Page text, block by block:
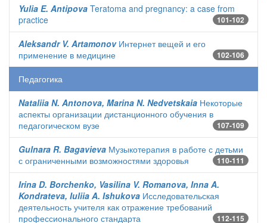
Yulia E. Antipova Teratoma and pregnancy: a case from
practice
101-102
Aleksandr V. ArtamonovИнтернет вещей и его
применение в медицине
102-106
Педагогика
Nataliia N. Antonova, Marina N. Nedvetskaia Некоторые
аспекты организации дистанционного обучения в
педагогическом вузе
107-109
Gulnara R. Bagavieva Музыкотерапия в работе с детьми
с ограниченными возможностями здоровья
110-111
Irina D. Borchenko, Vasilina V. Romanova, Inna A.
Kondrateva, Iuliia A. Ishukova Исследовательская
деятельность учителя как отражение требований
профессионального стандарта
112-115